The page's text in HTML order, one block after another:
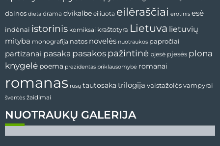
NUOTRAUKŲ GALERIJA
dainos dieta drama dvikalbė eiliuota eilėraščiai erotinis esė
indėnai istorinis komiksai kraštotyra Lietuva lietuvių
mityba monografija natos novelės nuotraukos papročiai
partizanai pasaka pasakos pažintinė pjesė pjesės plona
knygelė poema prezidentas priklausomybė romanai
romanas rusų tautosaka trilogija vaistažolėsvampyrai
šventės žaidimai